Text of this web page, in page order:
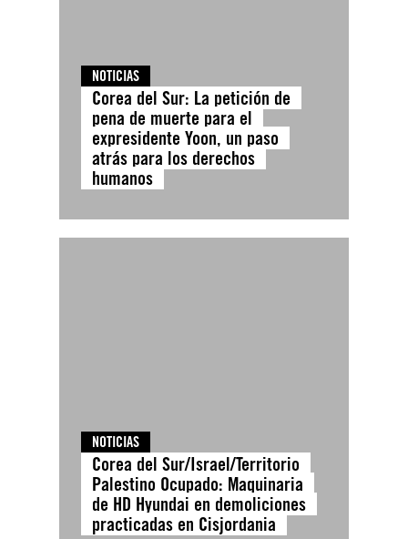
NOTICIAS
Corea del Sur: La petición de
pena de muerte para el
expresidente Yoon, un paso
atrás para los derechos
humanos
NOTICIAS
Corea del Sur/Israel/Territorio
Palestino Ocupado: Maquinaria
de HD Hyundai en demoliciones
practicadas en Cisjordania